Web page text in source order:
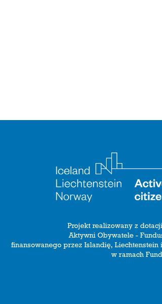
Projekt realizowany z
Aktywni Obywatele -
finansowanego przez Islandię, Liechtenstein
w ramach